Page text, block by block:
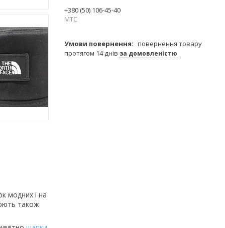
модних і на
також
+380 (50) 106-45-40
МТС
повернення товару
протягом 14 днів за домовленістю